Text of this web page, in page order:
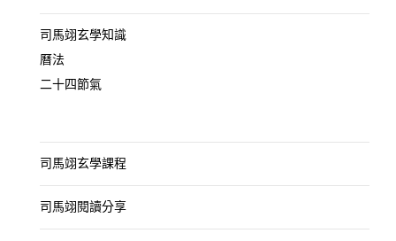
司馬翊玄學知識
曆法
二十四節氣
司馬翊玄學課程
司馬翊閱讀分享